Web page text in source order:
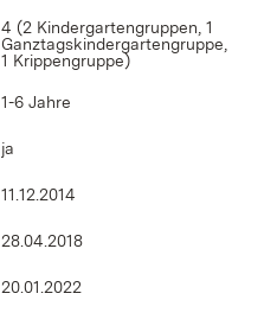
4 (2 Kindergartengruppen, 1
Ganztagskindergartengruppe,
1 Krippengruppe)
1-6 Jahre
ja
11.12.2014
28.04.2018
20.01.2022